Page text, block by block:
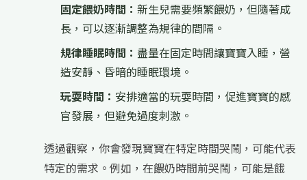
固定餵奶時間： 新生兒需要頻繁餵奶，但隨著成
長，可以逐漸調整為規律的間隔。
規律睡眠時間： 盡量在固定時間讓寶寶入睡，營
造安靜、昏暗的睡眠環境。
玩耍時間： 安排適當的玩耍時間，促進寶寶的感
官發展，但避免過度刺激。
透過觀察，你會發現寶寶在特定時間哭鬧，可能代表
特定的需求。例如，在餵奶時間前哭鬧，可能是餓